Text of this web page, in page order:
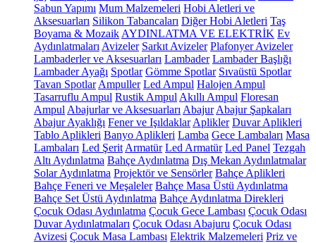
Sabun Yapımı Mum Malzemeleri Hobi Aletleri ve
Aksesuarları Silikon Tabancaları Diğer Hobi Aletleri Taş
Boyama & Mozaik AYDINLATMA VE ELEKTRİK Ev
Aydınlatmaları Avizeler Sarkıt Avizeler Plafonyer Avizeler
Lambaderler ve Aksesuarları Lambader Lambader Başlığı
Lambader Ayağı Spotlar Gömme Spotlar Sıvaüstü Spotlar
Tavan Spotlar Ampuller Led Ampul Halojen Ampul
Tasarruflu Ampul Rustik Ampul Akıllı Ampul Floresan
Ampul Abajurlar ve Aksesuarları Abajur Abajur Şapkaları
Abajur Ayaklığı Fener ve Işıldaklar Aplikler Duvar Aplikleri
Tablo Aplikleri Banyo Aplikleri Lamba Gece Lambaları Masa
Lambaları Led Şerit Armatür Led Armatür Led Panel Tezgah
Altı Aydınlatma Bahçe Aydınlatma Dış Mekan Aydınlatmalar
Solar Aydınlatma Projektör ve Sensörler Bahçe Aplikleri
Bahçe Feneri ve Meşaleler Bahçe Masa Üstü Aydınlatma
Bahçe Set Üstü Aydınlatma Bahçe Aydınlatma Direkleri
Çocuk Odası Aydınlatma Çocuk Gece Lambası Çocuk Odası
Duvar Aydınlatmaları Çocuk Odası Abajuru Çocuk Odası
Avizesi Çocuk Masa Lambası Elektrik Malzemeleri Priz ve